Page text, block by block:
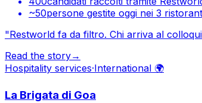
~50persone gestite oggi nei 3
"Restworld fa da filtro. Chi arriva al
Read the story→
Hospitality services·International 🌍
La Brigata di Goa